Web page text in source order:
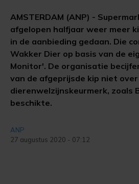
AMSTERDAM (ANP) -
afgelopen halfjaar weer meer
in de aanbieding gedaan. Die
Wakker Dier op basis van de
Monitor'. De organisatie
van de afgeprijsde kip niet over
dierenwelzijnskeurmerk, zoals
beschikte.
ANP
27 augustus 2020 - 07:12